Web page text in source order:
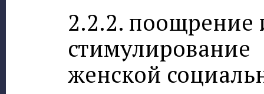
2.2.2. поощрение
стимулирование
женской